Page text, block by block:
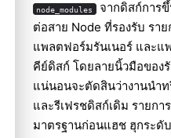
node_modules
จากดิสก์การ
ต่อสาย Node ที่รองรับ รา
แพลตฟอร์มรันเนอร์ และ
คีย์ดิสก์ โดยลายนิ้วมือของ
แน่นอนจะตัดสินว่างานนำ
และรีเฟรชดิสก์เดิม รายก
มาตรฐานก่อนแฮช ฮุกระดั